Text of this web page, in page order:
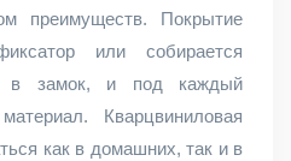
преимуществ. Покрытие
или собирается
в замок, и под каждый
Кварцвиниловая
как в домашних, так и в